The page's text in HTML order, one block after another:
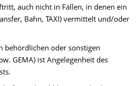
auch nicht in Fällen, in denen ein
Bahn, TAXI) vermittelt und/oder
behördlichen oder sonstigen
GEMA) ist Angelegenheit des